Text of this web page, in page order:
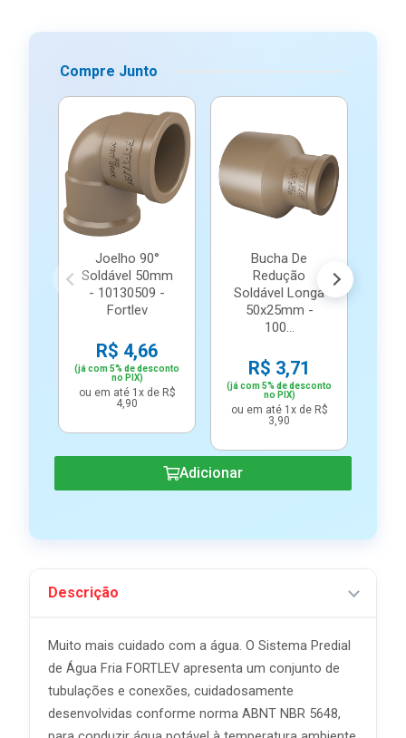
Compre Junto
Joelho 90°
Soldável 50mm
- 10130509 -
Fortlev
R$ 4,66
(já com 5% de desconto
no PIX)
ou em até 1x de R$
4,90
Bucha De
Redução
Soldável Longa
50x25mm -
100...
R$ 3,71
(já com 5% de desconto
no PIX)
ou em até 1x de R$
3,90
Adicionar
Descrição
Muito mais cuidado com a água. O Sistema Predial
de Água Fria FORTLEV apresenta um conjunto de
tubulações e conexões, cuidadosamente
desenvolvidas conforme norma ABNT NBR 5648,